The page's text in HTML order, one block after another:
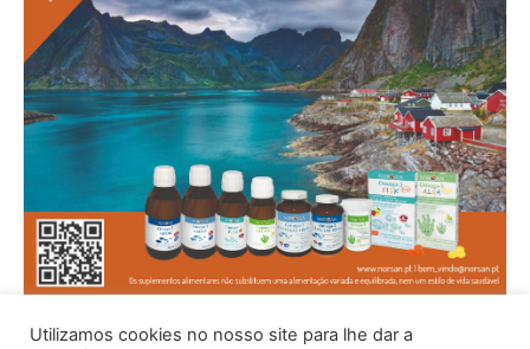
Utilizamos cookies no nosso site para lhe dar a